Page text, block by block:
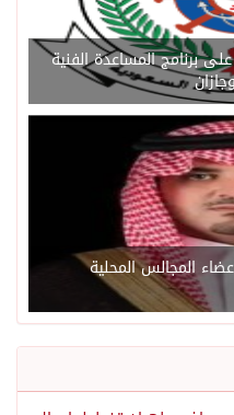
برنامج المساعدة الفنية
المجالس المحلية